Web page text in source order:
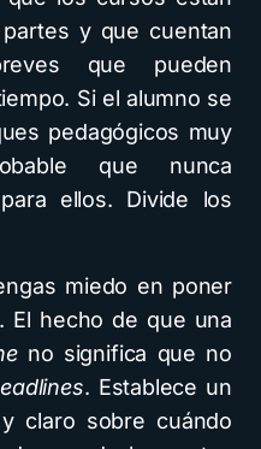
y que cuentan
que pueden
Si el alumno se
pedagógicos muy
que nunca
ellos. Divide los
miedo en poner
El hecho de que una
no significa que no
. Establece un
claro sobre cuándo